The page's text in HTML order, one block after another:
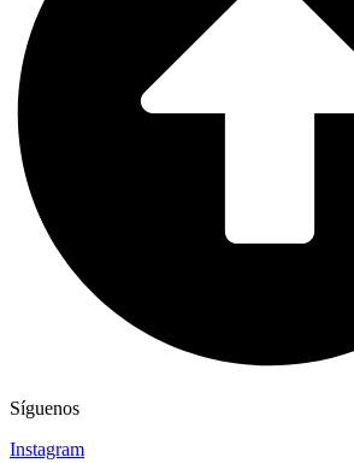
Síguenos
Instagram